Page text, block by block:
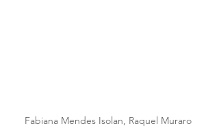
Fabiana Mendes Isolan, Raquel Muraro